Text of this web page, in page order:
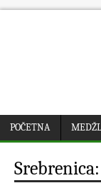
POČETNA